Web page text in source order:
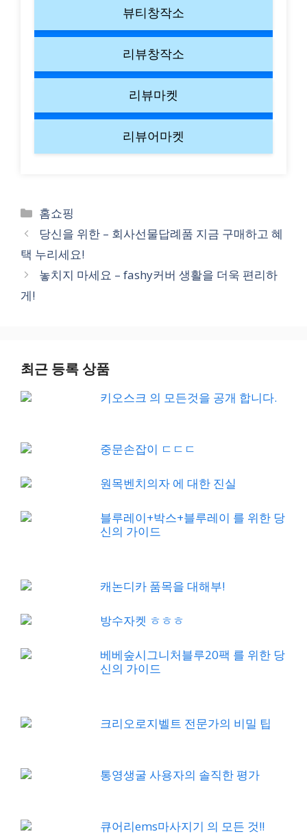
뷰티창작소
리뷰창작소
리뷰마켓
리뷰어마켓
Categories
홈쇼핑
당신을 위한 – 회사선물답례품 지금 구매하고 혜
택 누리세요!
놓치지 마세요 – fashy커버 생활을 더욱 편리하
게!
최근 등록 상품
키오스크 의 모든것을 공개 합니다.
중문손잡이 ㄷㄷㄷ
원목벤치의자 에 대한 진실
블루레이+박스+블루레이 를 위한 당
신의 가이드
캐논디카 품목을 대해부!
방수자켓 ㅎㅎㅎ
베베숲시그니처블루20팩 를 위한 당
신의 가이드
크리오로지벨트 전문가의 비밀 팁
통영생굴 사용자의 솔직한 평가
큐어리ems마사지기 의 모든 것!!